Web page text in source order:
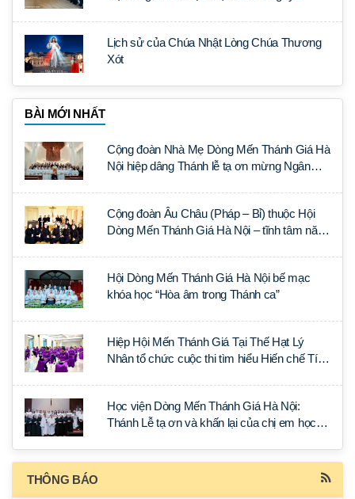
Lịch sử của Chúa Nhật Lòng Chúa Thương
Xót
BÀI MỚI NHẤT
Cộng đoàn Nhà Mẹ Dòng Mến Thánh Giá Hà
Nội hiệp dâng Thánh lễ tạ ơn mừng Ngân
Cộng đoàn Âu Châu (Pháp – Bỉ) thuộc Hội
Dòng Mến Thánh Giá Hà Nội – tĩnh tâm năm
Hội Dòng Mến Thánh Giá Hà Nội bế mạc
khóa học “Hòa âm trong Thánh ca”
Hiệp Hội Mến Thánh Giá Tại Thế Hạt Lý
Nhân tổ chức cuộc thi tìm hiểu Hiến chế Tín
Học viện Dòng Mến Thánh Giá Hà Nội:
Thánh Lễ tạ ơn và khấn lại của chị em học
THÔNG BÁO